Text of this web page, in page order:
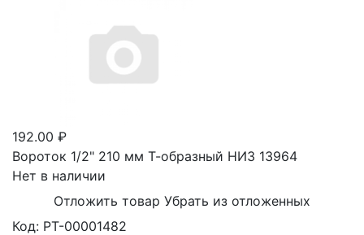
192.00 ₽
Вороток 1/2" 210 мм Т-образный НИЗ 13964
Нет в наличии
Отложить товар Убрать из отложенных
Код: РТ-00001482